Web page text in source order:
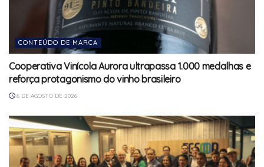
CONTEÚDO DE MARCA
Cooperativa Vinícola Aurora ultrapassa 1.000 medalhas e
reforça protagonismo do vinho brasileiro
6 DE AGOSTO DE 2026